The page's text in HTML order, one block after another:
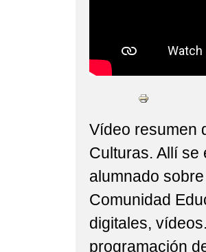
Vídeo resumen
Culturas. Allí
alumnado
Comunidad
digitales,
programación